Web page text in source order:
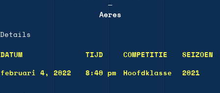
—
Aeres
Details
DATUM TIJD COMPETITIE SEIZOEN
februari 4, 2022 8:40 pm Hoofdklasse 2021